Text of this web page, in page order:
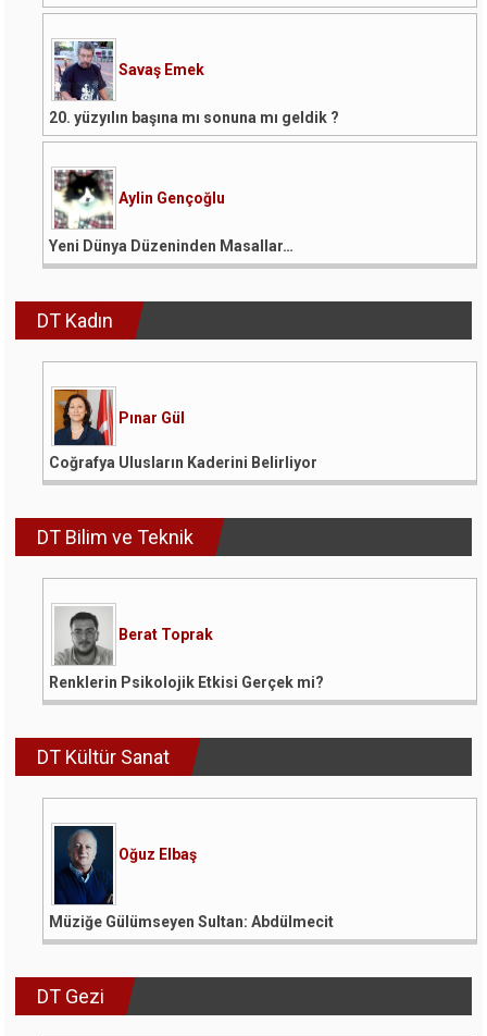
Savaş Emek
20. yüzyılın başına mı sonuna mı geldik ?
Aylin Gençoğlu
Yeni Dünya Düzeninden Masallar…
DT Kadın
Pınar Gül
Coğrafya Ulusların Kaderini Belirliyor
DT Bilim ve Teknik
Berat Toprak
Renklerin Psikolojik Etkisi Gerçek mi?
DT Kültür Sanat
Oğuz Elbaş
Müziğe Gülümseyen Sultan: Abdülmecit
DT Gezi